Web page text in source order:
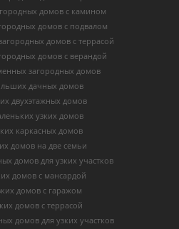
домов с камином
домов с подвалом
домов с террасой
домов с верандой
загородных домов
дачных домов
двухэтажных домов
узких домов
каркасных домов
домов на две семьи
домов для узких участков
домов с мансардой
домов с гаражом
домов с террасой
домов для узких участков